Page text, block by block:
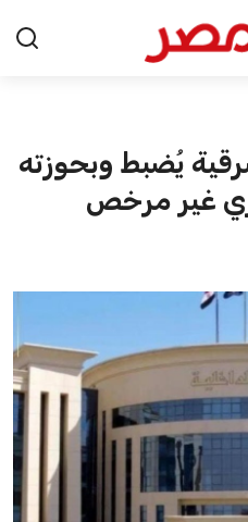
يُضبط وبحوزته